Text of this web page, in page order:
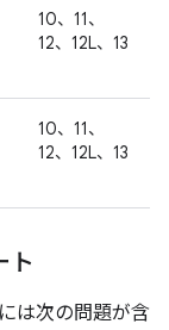
10、11、
12、12L、13
10、11、
12、12L、13
ト
は次の問題が含